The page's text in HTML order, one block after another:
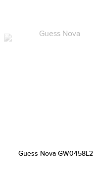
Guess Nova GW0458L2